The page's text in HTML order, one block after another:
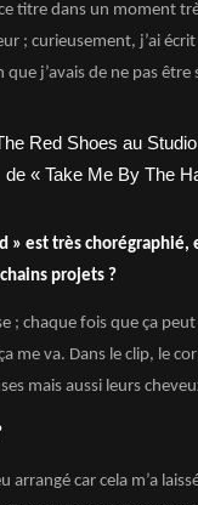
titre dans un moment
; curieusement, j’ai
j’avais de ne pas être
» est très
projets ?
; chaque fois que ça
me va. Dans le clip, le
mais aussi leurs
arrangé car cela m’a